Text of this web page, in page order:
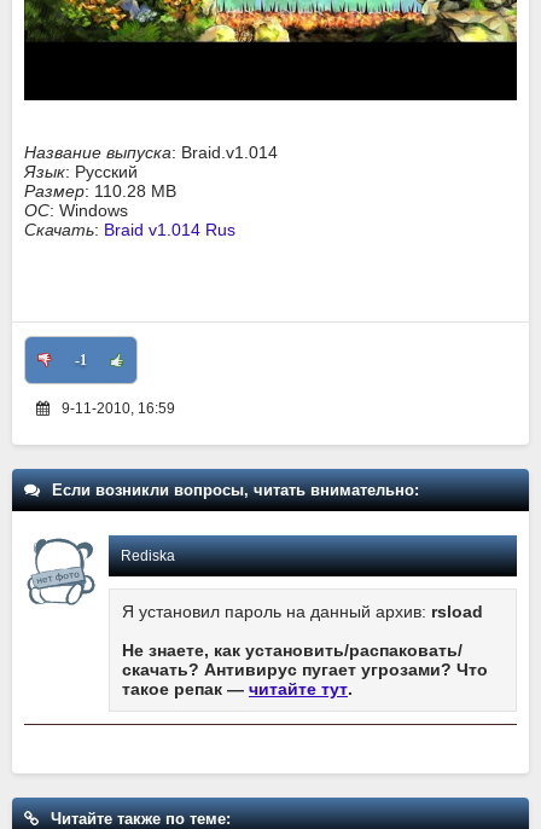
Название выпуска: Braid.v1.014
Язык: Русский
Размер: 110.28 MB
ОС: Windows
Скачать: Braid v1.014 Rus
-1
9-11-2010, 16:59
Если возникли вопросы, читать внимательно:
Rediska
Я установил пароль на данный архив: rsload
Не знаете, как установить/распаковать/
скачать? Антивирус пугает угрозами? Что
такое репак — читайте тут.
Читайте также по теме: